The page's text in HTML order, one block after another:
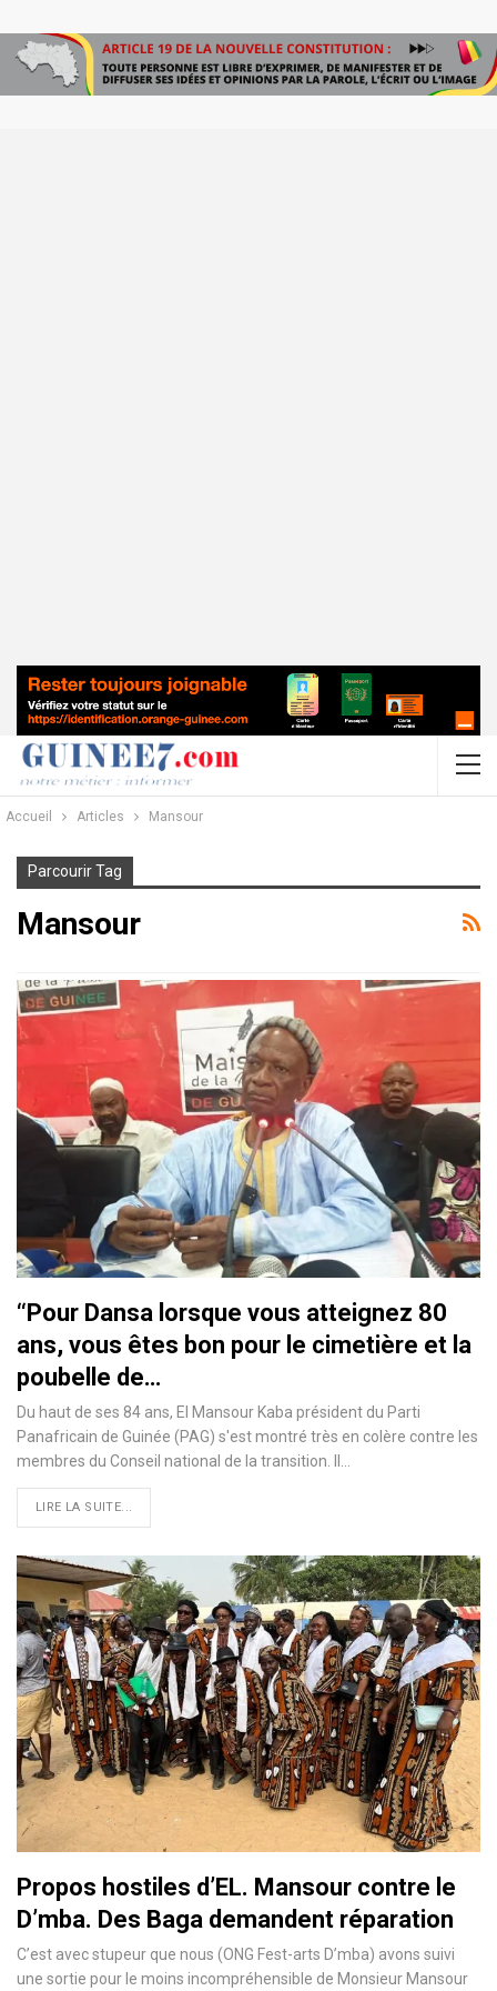
Accueil Articles Mansour
Parcourir Tag
Mansour
‘‘Pour Dansa lorsque vous atteignez 80
ans, vous êtes bon pour le cimetière et la
poubelle de…
Du haut de ses 84 ans, El Mansour Kaba président du Parti
Panafricain de Guinée (PAG) s'est montré très en colère contre les
membres du Conseil national de la transition. Il…
LIRE LA SUITE...
Propos hostiles d’EL. Mansour contre le
D’mba. Des Baga demandent réparation
C’est avec stupeur que nous (ONG Fest-arts D’mba) avons suivi
une sortie pour le moins incompréhensible de Monsieur Mansour